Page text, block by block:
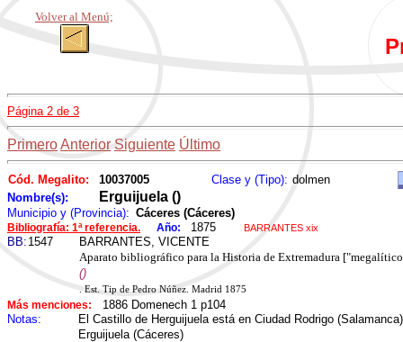
Volver al Menú;
Página 2 de 3
PrimeroAnterior Siguiente Último
Cód. Megalito: 10037005 Clase y (Tipo): dolmen
Nombre(s):
Erguijuela ()
Municipio y (Provincia): Cáceres (Cáceres)
Bibliografía: 1ª referencia. Año: 1875 BARRANTES xix
BB: 1547
BARRANTES, VICENTE
Aparato bibliográfico para la Historia de Extremadura
()
. Est. Tip de Pedro Núñez. Madrid 1875
Más menciones:
1886 Domenech 1 p104
Notas:
El Castillo de Herguijuela está en Ciudad Rodrigo
Erguijuela (Cáceres)